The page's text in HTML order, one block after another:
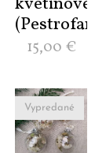
15,00 €
Vypredané